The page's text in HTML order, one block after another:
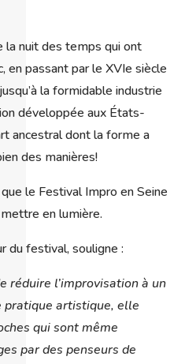
la nuit des temps qui ont
en passant par le XVIe siècle
la formidable industrie
développée aux États-
ancestral dont la forme a
des manières!
le Festival Impro en Seine
en lumière.
du festival, souligne :
réduire l’improvisation à un
pratique artistique, elle
qui sont même
par des penseurs de